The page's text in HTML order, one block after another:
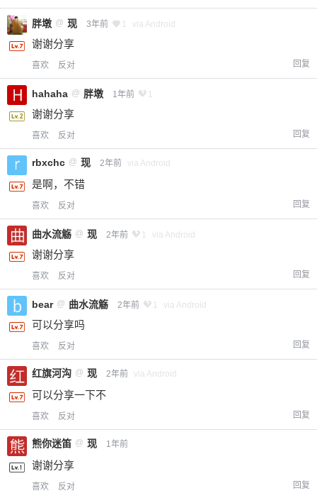
胖墩 @ 现 3年前 1 via Android
谢谢分享
喜欢 反对 回复
hahaha @ 胖墩 1年前 1
谢谢分享
喜欢 反对 回复
rbxchc @ 现 2年前 via Android
是啊，不错
喜欢 反对 回复
曲水流觞 @ 现 2年前 1 via Android
谢谢分享
喜欢 反对 回复
bear @ 曲水流觞 2年前 1 via Android
可以分享吗
喜欢 反对 回复
红旗河沟 @ 现 2年前 via Android
可以分享一下不
喜欢 反对 回复
熊你迷笛 @ 现 1年前
谢谢分享
喜欢 反对 回复